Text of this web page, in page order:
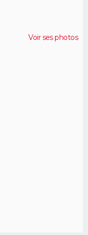
Voir ses photos